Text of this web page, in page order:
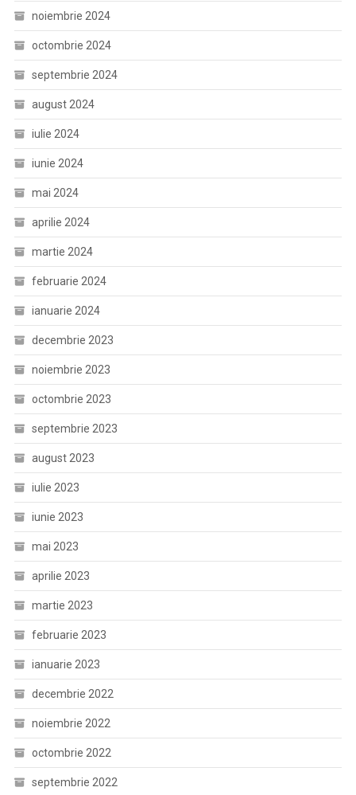
noiembrie 2024
octombrie 2024
septembrie 2024
august 2024
iulie 2024
iunie 2024
mai 2024
aprilie 2024
martie 2024
februarie 2024
ianuarie 2024
decembrie 2023
noiembrie 2023
octombrie 2023
septembrie 2023
august 2023
iulie 2023
iunie 2023
mai 2023
aprilie 2023
martie 2023
februarie 2023
ianuarie 2023
decembrie 2022
noiembrie 2022
octombrie 2022
septembrie 2022